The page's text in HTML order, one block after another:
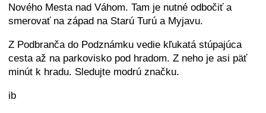
Nového Mesta nad Váhom. Tam je nutné odbočiť a
smerovať na západ na Starú Turú a Myjavu.
Z Podbranča do Podznámku vedie kľukatá stúpajúca
cesta až na parkovisko pod hradom. Z neho je asi päť
minút k hradu. Sledujte modrú značku.
ib